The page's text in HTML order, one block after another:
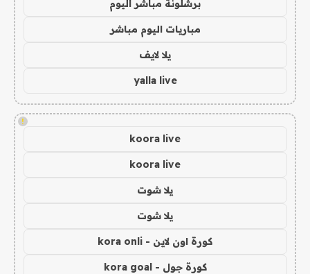
برشلونة مباشر اليوم
مباريات اليوم مباشر
يلا لايف
yalla live
!
koora live
koora live
يلا شوت
يلا شوت
كورة اون لاين - kora onli
كورة جول - kora goal